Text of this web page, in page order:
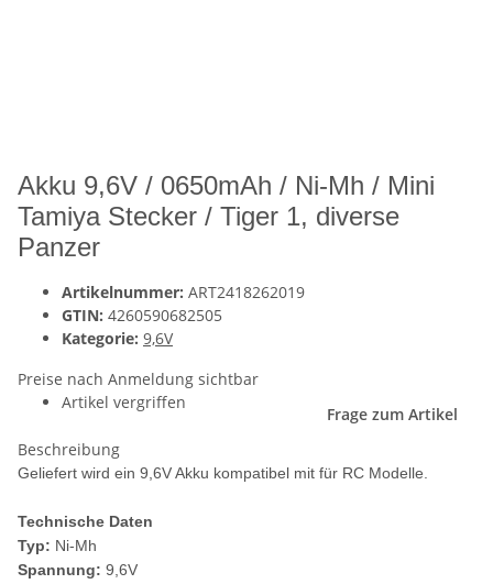
Akku 9,6V / 0650mAh / Ni-Mh / Mini
Tamiya Stecker / Tiger 1, diverse
Panzer
Artikelnummer: ART2418262019
GTIN: 4260590682505
Kategorie: 9,6V
Preise nach Anmeldung sichtbar
Artikel vergriffen
Frage zum Artikel
Beschreibung
Geliefert wird ein 9,6V Akku kompatibel mit für RC Modelle.
Technische Daten
Typ: Ni-Mh
Spannung: 9,6V